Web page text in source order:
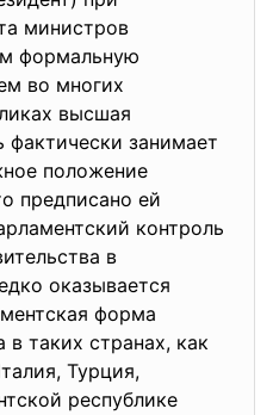
министров
формальную
во многих
высшая
фактически занимает
положение
предписано ей
контроль
в
оказывается
форма
в таких странах, как
Турция,
республике